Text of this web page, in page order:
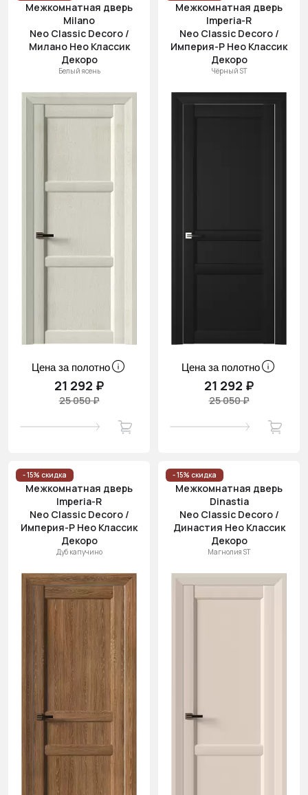
Межкомнатная дверь
Milano
Neo Classic Decoro /
Милано Нео Классик
Декоро
Белый ясень
Цена за полотно
21 292 ₽
25 050 ₽
Межкомнатная дверь
Imperia-R
Neo Classic Decoro /
Империя-Р Нео Классик
Декоро
Чёрный ST
Цена за полотно
21 292 ₽
25 050 ₽
- 15% скидка
Межкомнатная дверь
Imperia-R
Neo Classic Decoro /
Империя-Р Нео Классик
Декоро
Дуб капучино
- 15% скидка
Межкомнатная дверь
Dinastia
Neo Classic Decoro /
Династия Нео Классик
Декоро
Магнолия ST